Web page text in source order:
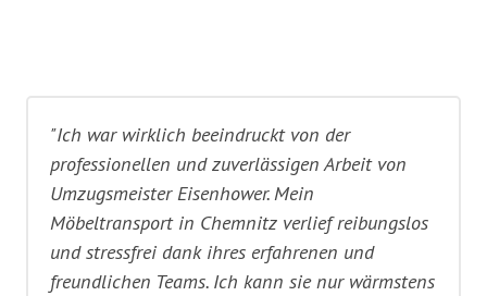
"Ich war wirklich beeindruckt von der
professionellen und zuverlässigen Arbeit von
Umzugsmeister Eisenhower. Mein
Möbeltransport in Chemnitz verlief reibungslos
und stressfrei dank ihres erfahrenen und
freundlichen Teams. Ich kann sie nur wärmstens